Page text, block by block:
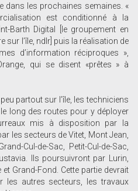
dans les prochaines semaines. «
est conditionné à la
Barth Digital [le groupement en
sur l’île, ndlr] puis la réalisation de
d’information réciproques »,
qui se disent «prêtes » à
partout sur l’île, les techniciens
long des routes pour y déployer
mis à disposition par la
les secteurs de Vitet, Mont Jean,
Cul-de-Sac, Petit-Cul-de-Sac,
Ils poursuivront par Lurin,
Grand-Fond. Cette partie devrait
les autres secteurs, les travaux